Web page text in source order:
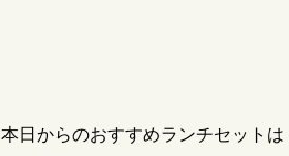
本日からのおすすめランチセットは